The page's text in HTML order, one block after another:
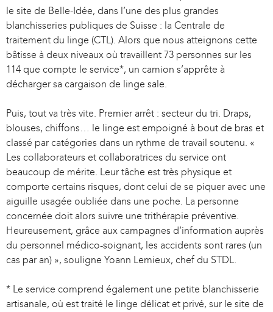
le site de Belle-Idée, dans l’une des plus grandes
blanchisseries publiques de Suisse : la Centrale de
traitement du linge (CTL). Alors que nous atteignons cette
bâtisse à deux niveaux où travaillent 73 personnes sur les
114 que compte le service*, un camion s’apprête à
décharger sa cargaison de linge sale.
Puis, tout va très vite. Premier arrêt : secteur du tri. Draps,
blouses, chiffons… le linge est empoigné à bout de bras et
classé par catégories dans un rythme de travail soutenu. «
Les collaborateurs et collaboratrices du service ont
beaucoup de mérite. Leur tâche est très physique et
comporte certains risques, dont celui de se piquer avec une
aiguille usagée oubliée dans une poche. La personne
concernée doit alors suivre une trithérapie préventive.
Heureusement, grâce aux campagnes d’information auprès
du personnel médico-soignant, les accidents sont rares (un
cas par an) », souligne Yoann Lemieux, chef du STDL.
* Le service comprend également une petite blanchisserie
artisanale, où est traité le linge délicat et privé, sur le site de